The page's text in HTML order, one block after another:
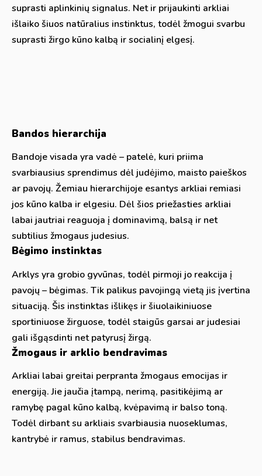
suprasti aplinkinių signalus. Net ir prijaukinti arkliai
išlaiko šiuos natūralius instinktus, todėl žmogui svarbu
suprasti žirgo kūno kalbą ir socialinį elgesį.
Bandos hierarchija
Bandoje visada yra vadė – patelė, kuri priima
svarbiausius sprendimus dėl judėjimo, maisto paieškos
ar pavojų. Žemiau hierarchijoje esantys arkliai remiasi
jos kūno kalba ir elgesiu. Dėl šios priežasties arkliai
labai jautriai reaguoja į dominavimą, balsą ir net
subtilius žmogaus judesius.
Bėgimo instinktas
Arklys yra grobio gyvūnas, todėl pirmoji jo reakcija į
pavojų – bėgimas. Tik palikus pavojingą vietą jis įvertina
situaciją. Šis instinktas išlikęs ir šiuolaikiniuose
sportiniuose žirguose, todėl staigūs garsai ar judesiai
gali išgąsdinti net patyrusį žirgą.
Žmogaus ir arklio bendravimas
Arkliai labai greitai perpranta žmogaus emocijas ir
energiją. Jie jaučia įtampą, nerimą, pasitikėjimą ar
ramybę pagal kūno kalbą, kvėpavimą ir balso toną.
Todėl dirbant su arkliais svarbiausia nuoseklumas,
kantrybė ir ramus, stabilus bendravimas.